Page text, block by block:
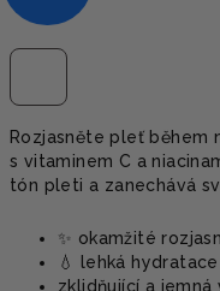
Rozjasněte pleť během
s vitaminem C a
tón pleti a zanechává
✨ okamžité
💧 lehká
zklidňující a